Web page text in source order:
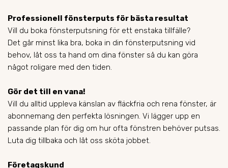
Professionell fönsterputs för bästa resultat
Vill du boka fönsterputsning för ett enstaka tillfälle?
Det går minst lika bra, boka in din fönsterputsning vid
behov, låt oss ta hand om dina fönster så du kan göra
något roligare med den tiden.
Gör det till en vana!
Vill du alltid uppleva känslan av fläckfria och rena fönster, är
abonnemang den perfekta lösningen. Vi lägger upp en
passande plan för dig om hur ofta fönstren behöver putsas.
Luta dig tillbaka och låt oss sköta jobbet.
Företagskund